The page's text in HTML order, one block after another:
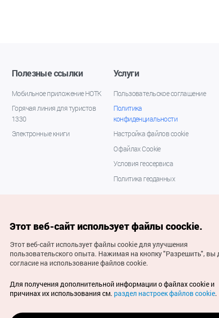
Полезные ссылки
Мобильное приложение НОТК
Горячая линия для туристов
1330
Электронные книги
Услуги
Пользовательское соглашение
Политика
конфиденциальности
Настройка файлов cookie
О файлах Cookie
Условия геосервиса
Политика геоданных
(с) Национальная организация туризма Кореи Все
права защищены
Для извещения об ошибках и проблемах, связанных с
работой веб-сайта, направляйте ваши запросы на
официальный адрес электронной почты
Этот веб-сайт использует файлы coockie.
Этот веб-сайт использует файлы cookie для улучшения
пользовательского опыта. Нажимая на кнопку "Разрешить", вы
согласие на использование файлов cookie.
Для получения дополнительной информации о файлах cookie и
причинах их использования см. раздел настроек файлов cookie.